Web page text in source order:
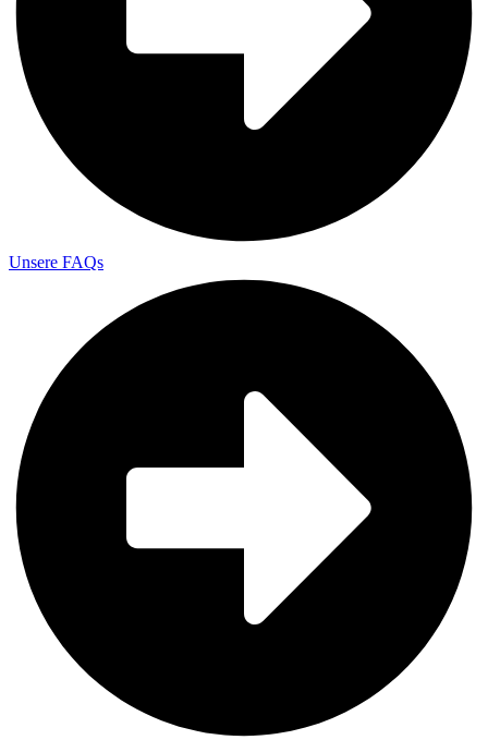
Unsere FAQs